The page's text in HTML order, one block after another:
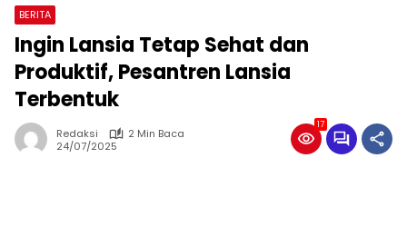
BERITA
Ingin Lansia Tetap Sehat dan
Produktif, Pesantren Lansia
Terbentuk
Redaksi
2 Min Baca
24/07/2025
17